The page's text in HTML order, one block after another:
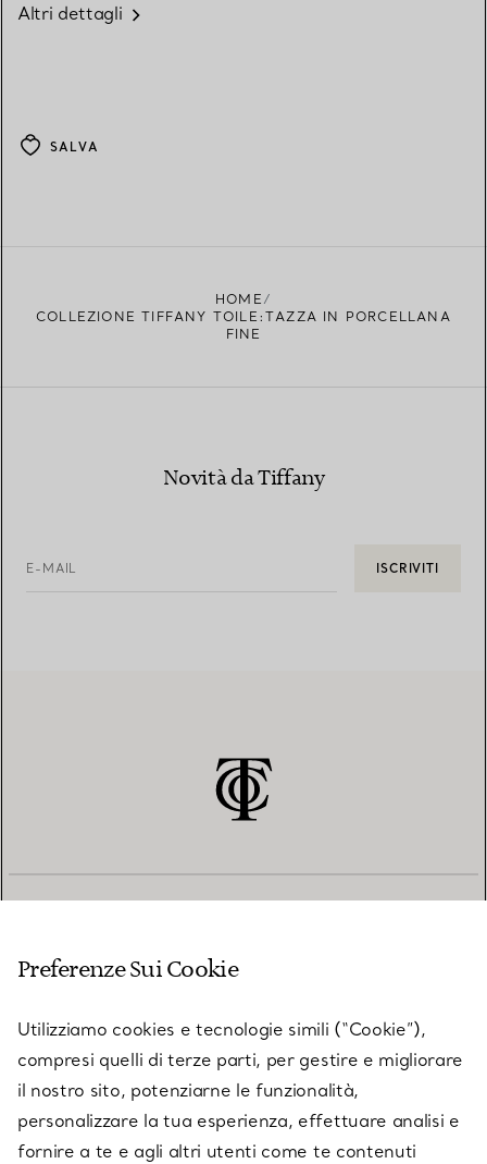
Altri dettagli
SALVA
HOME
COLLEZIONE TIFFANY TOILE:TAZZA IN PORCELLANA
FINE
Novità da Tiffany
E-MAIL ISCRIVITI
SU TIFFANY & CO.
Preferenze Sui Cookie
Utilizziamo cookies e tecnologie simili (“Cookie”),
compresi quelli di terze parti, per gestire e migliorare
il nostro sito, potenziarne le funzionalità,
personalizzare la tua esperienza, effettuare analisi e
fornire a te e agli altri utenti come te contenuti